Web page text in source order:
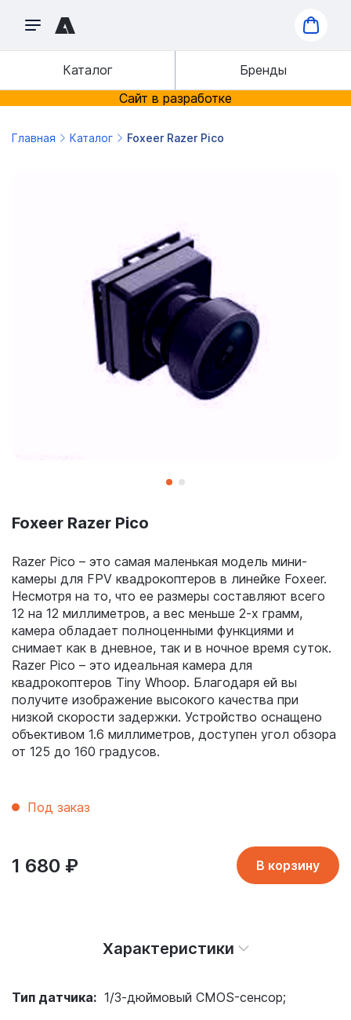
Каталог
Бренды
Сайт в разработке
Главная Каталог Foxeer Razer Pico
Foxeer Razer Pico
Razer Pico – это самая маленькая модель мини-
камеры для FPV квадрокоптеров в линейке Foxeer.
Несмотря на то, что ее размеры составляют всего
12 на 12 миллиметров, а вес меньше 2-х грамм,
камера обладает полноценными функциями и
снимает как в дневное, так и в ночное время суток.
Razer Pico – это идеальная камера для
квадрокоптеров Tiny Whoop. Благодаря ей вы
получите изображение высокого качества при
низкой скорости задержки. Устройство оснащено
объективом 1.6 миллиметров, доступен угол обзора
от 125 до 160 градусов.
Под заказ
1 680 ₽ В корзину
Характеристики
Тип датчика: 1/3-дюймовый CMOS-сенсор;